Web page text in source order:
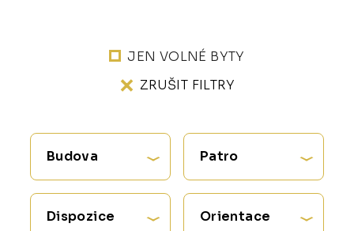
JEN VOLNÉ BYTY
ZRUŠIT FILTRY
Budova Patro
Dispozice Orientace